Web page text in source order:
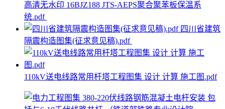
高清无水印 16BJZ188 JTS-AEPS聚合聚苯板保温系
统.pdf
四川省建筑
隔震构造图集(征求意见稿).pdf
110kV送电线路常用杆塔工程图集 设计 计算 施工图.pdf